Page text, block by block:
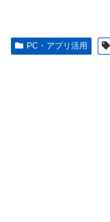
PC・アプリ活用